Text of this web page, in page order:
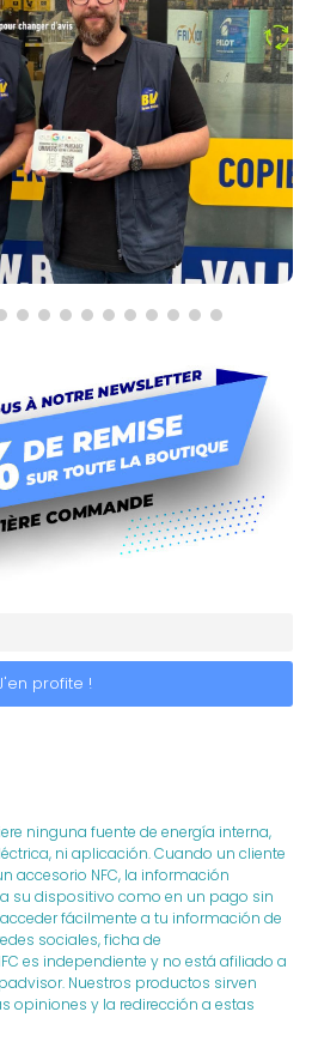
ninguna fuente de energía interna,
ni aplicación. Cuando un cliente
accesorio NFC, la información
su dispositivo como en un pago sin
fácilmente a tu información de
sociales, ficha de
es independiente y no está afiliado a
Nuestros productos sirven
opiniones y la redirección a estas